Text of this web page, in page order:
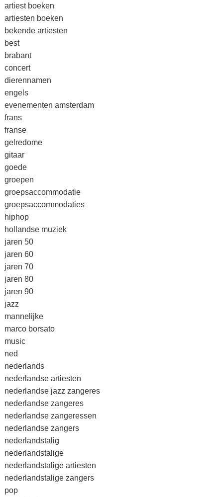
artiest boeken
artiesten boeken
bekende artiesten
best
brabant
concert
dierennamen
engels
evenementen amsterdam
frans
franse
gelredome
gitaar
goede
groepen
groepsaccommodatie
groepsaccommodaties
hiphop
hollandse muziek
jaren 50
jaren 60
jaren 70
jaren 80
jaren 90
jazz
mannelijke
marco borsato
music
ned
nederlands
nederlandse artiesten
nederlandse jazz zangeres
nederlandse zangeres
nederlandse zangeressen
nederlandse zangers
nederlandstalig
nederlandstalige
nederlandstalige artiesten
nederlandstalige zangers
pop